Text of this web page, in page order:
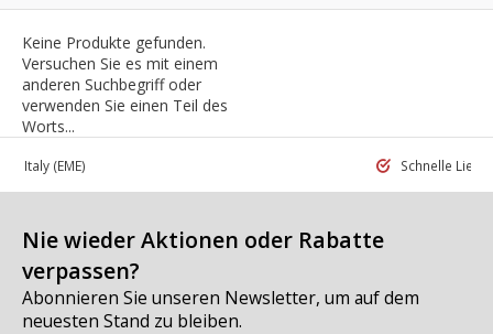
Keine Produkte gefunden.
Versuchen Sie es mit einem
anderen Suchbegriff oder
verwenden Sie einen Teil des
Worts...
in Italy (EME) Schnelle
Nie wieder Aktionen oder Rabatte
verpassen?
Abonnieren Sie unseren Newsletter, um auf dem
neuesten Stand zu bleiben.